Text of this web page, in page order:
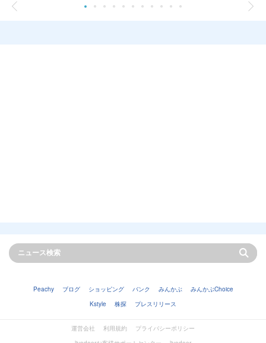
Peachy ブログ ショッピング バンク みんかぶ
みんかぶChoice
Kstyle
株探 プレスリリース
運営会社 利用規約
プライバシーポリシー